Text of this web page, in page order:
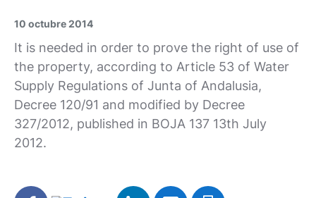
10 octubre 2014
It is needed in order to prove the right of use of
the property, according to Article 53 of Water
Supply Regulations of Junta of Andalusia,
Decree 120/91 and modified by Decree
327/2012, published in BOJA 137 13th July
2012.